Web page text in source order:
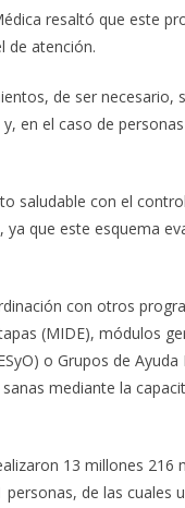
resaltó que este
de atención.
de ser necesario,
en el caso de
saludable con el
que este esquema
con otros
(MIDE), módulos
o Grupos de
mediante la
13 millones 216
de las cuales